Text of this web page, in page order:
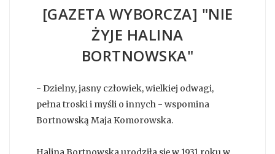
[GAZETA WYBORCZA] "NIE
ŻYJE HALINA
BORTNOWSKA"
- Dzielny, jasny człowiek, wielkiej odwagi,
pełna troski i myśli o innych - wspomina
Bortnowską Maja Komorowska.